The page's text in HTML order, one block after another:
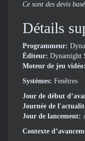
Ce sont des devis
Détails
Programmeur:
Éditeur: Dynamight
Moteur de jeu vidéo:
Systèmes: Fenêtres
Jour de début
Journée de
Jour de lancement:
Contexte